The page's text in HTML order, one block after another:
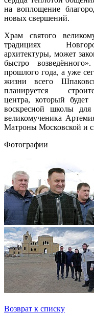
на воплощение
новых свершений.
Храм святого
традициях
архитектуры, может
быстро
прошлого года, а уже
жизни всего
планируется
центра, который
воскресной школы
великомученика
Матроны Московской и
Фотографии
Возврат к списку